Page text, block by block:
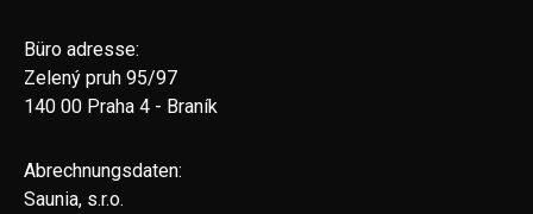
Büro adresse:
Zelený pruh 95/97
140 00 Praha 4 - Braník
Abrechnungsdaten:
Saunia, s.r.o.